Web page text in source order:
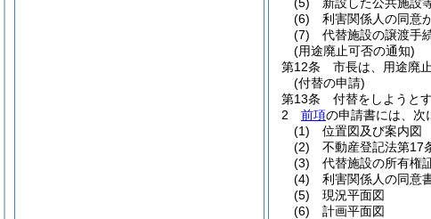
(6)
利害関係人の同意
(7)
代替施設の譲渡手
(用途廃止可否の通知)
第12条
市長は、用途廃
(付替の申請)
第13条
付替をしようと
2
前項の申請書には、次
(1)
位置図及び案内図
(2)
不動産登記法第17
(3)
代替施設の所有権
(4)
利害関係人の同意
(5)
現況平面図
(6)
計画平面図